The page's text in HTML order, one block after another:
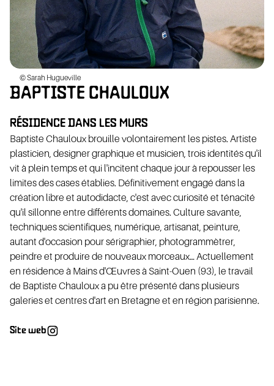
BAPTISTE CHAULOUX
RÉSIDENCE DANS LES MURS
Baptiste Chauloux brouille volontairement les pistes. Artiste
plasticien, designer graphique et musicien, trois identités qu'il
vit à plein temps et qui l'incitent chaque jour à repousser les
limites des cases établies. Définitivement engagé dans la
création libre et autodidacte, c'est avec curiosité et ténacité
qu'il sillonne entre différents domaines. Culture savante,
techniques scientifiques, numérique, artisanat, peinture,
autant d'occasion pour sérigraphier, photogrammètrer,
peindre et produire de nouveaux morceaux... Actuellement
en résidence à Mains d'Œuvres à Saint-Ouen (93), le travail
de Baptiste Chauloux a pu être présenté dans plusieurs
galeries et centres d'art en Bretagne et en région parisienne.
Site web
©Sarah Hugueville